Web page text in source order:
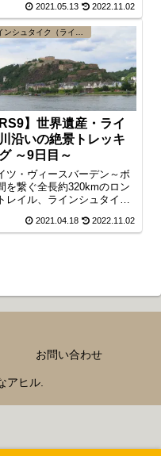
の鉄道駅エンゲルスからノ
ィード盆地内陸部を巡って
ン川沿いの町ロイテスドル
での約39kmです。この区間
道への接続が悪く長距離コ
となりました。
2021.05.13 2022.11.02
RS9】世界遺産・ライ
沿いの絶景トレッキ
～9日目～
ツ・ヴィースバーデン～ボ
を繋ぐ全長約320kmのロン
レイル、ラインシュタイク
ら渓谷トレッキングを満喫
ラインシュタイクの中間都
2021.04.18 2022.11.02
お問い合わせ
アヒル.